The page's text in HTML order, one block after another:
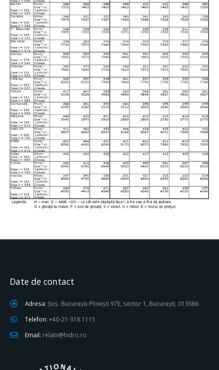
Date de contact
Adresa: Șos. București-Ploiești 97E, sector 1, București, 013686
Telefon: +40-21-318 1115
Email: relatii@hidro.ro